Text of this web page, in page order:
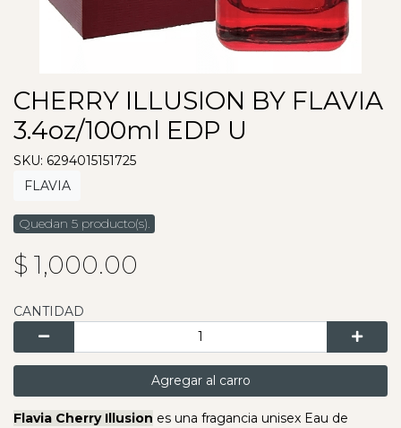
CHERRY ILLUSION BY FLAVIA
3.4oz/100ml EDP U
SKU: 6294015151725
FLAVIA
Quedan 5 producto(s).
$ 1,000.00
CANTIDAD
Agregar al carro
Flavia Cherry Illusion es una fragancia unisex Eau de